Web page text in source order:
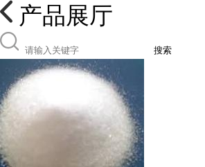
产品展厅
搜索